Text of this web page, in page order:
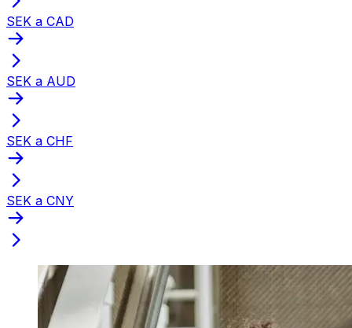
SEK a CAD
SEK a AUD
SEK a CHF
SEK a CNY